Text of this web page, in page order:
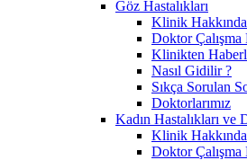
Göz Hastalıkları
Klinik Hakkında
Doktor Çalışma
Klinikten
Nasıl Gidilir ?
Sıkça Sorulan
Doktorlarımız
Kadın Hastalıkları ve
Klinik Hakkında
Doktor Çalışma